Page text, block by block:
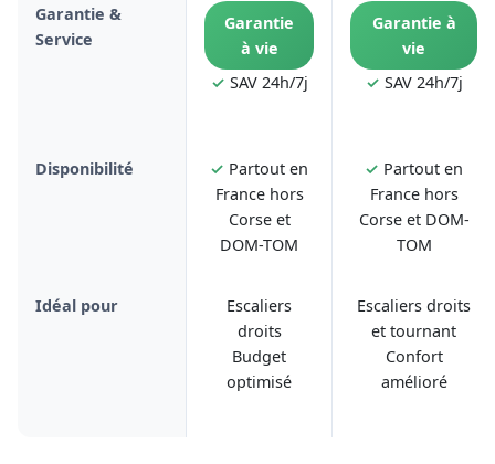
Garantie &
Service
Garantie
à vie
✓ SAV 24h/7j
Garantie à
vie
✓ SAV 24h/7j
Disponibilité ✓ Partout en
France hors
Corse et
DOM-TOM
✓ Partout en
France hors
Corse et DOM-
TOM
Idéal pour
Escaliers
droits
Budget
optimisé
Escaliers droits
et tournant
Confort
amélioré